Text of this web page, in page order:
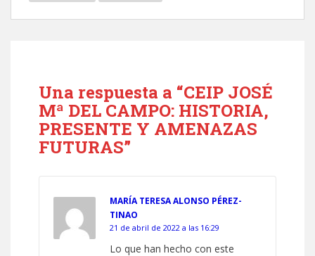
Una respuesta a “CEIP JOSÉ
Mª DEL CAMPO: HISTORIA,
PRESENTE Y AMENAZAS
FUTURAS”
MARÍA TERESA ALONSO PÉREZ-
TINAO
21 de abril de 2022 a las 16:29
Lo que han hecho con este